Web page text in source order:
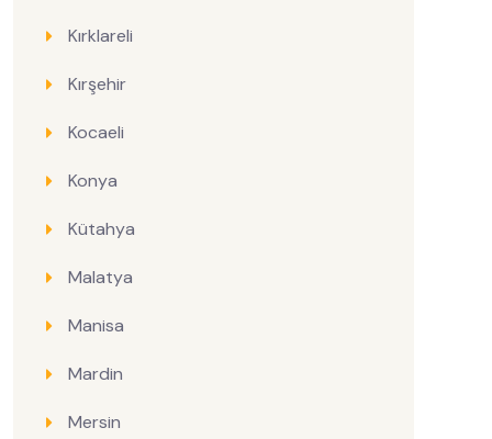
Kırklareli
Kırşehir
Kocaeli
Konya
Kütahya
Malatya
Manisa
Mardin
Mersin